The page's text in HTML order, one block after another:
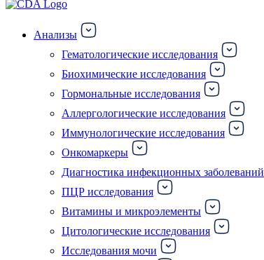
Анализы
Гематологические исследования
Биохимические исследования
Гормональные исследования
Аллергологические исследования
Иммунологические исследования
Онкомаркеры
Диагностика инфекционных заболеваний
ПЦР исследования
Витамины и микроэлементы
Цитологические исследования
Исследования мочи